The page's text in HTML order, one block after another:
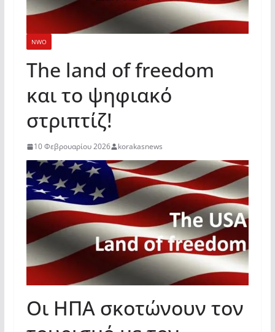
NWO
The land of freedom
και το ψηφιακό
στριπτίζ!
10 Φεβρουαρίου 2026 korakasnews
Οι ΗΠΑ σκοτώνουν τον